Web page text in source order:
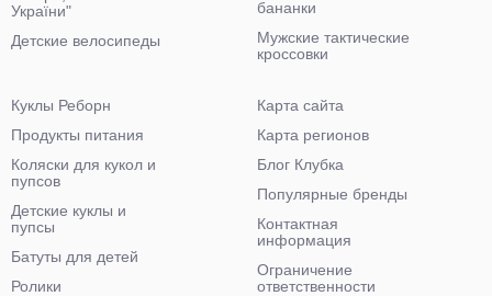
України"
Детские велосипеды
бананки
Мужские тактические
кроссовки
Куклы Реборн
Продукты питания
Коляски для кукол и
пупсов
Детские куклы и
пупсы
Батуты для детей
Ролики
Карта сайта
Карта регионов
Блог Клубка
Популярные бренды
Контактная
информация
Ограничение
ответственности